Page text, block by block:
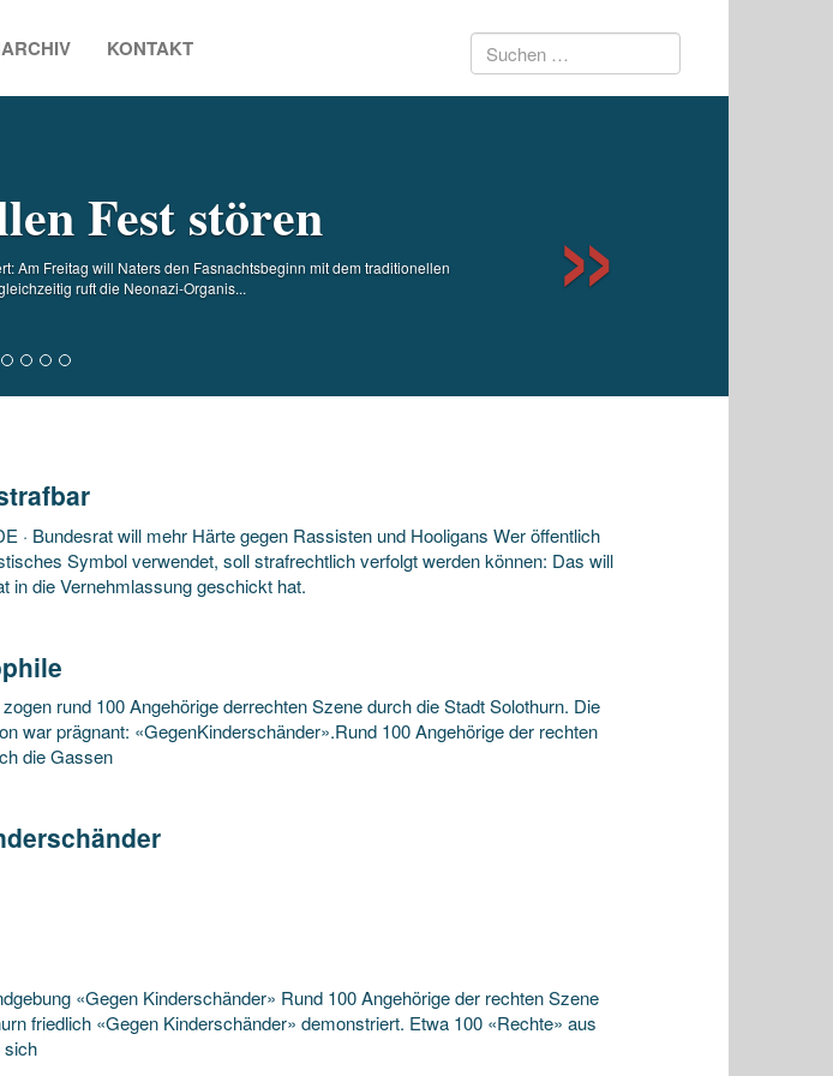
KONTAKT Suchen
Fest stören
Am Freitag will Naters den Fasnachtsbeginn mit dem traditionellen
ruft die Neonazi-Organis...
· Bundesrat will mehr Härte gegen Rassisten und Hooligans Wer öffentlich
Symbol verwendet, soll strafrechtlich verfolgt werden können: Das will
in die Vernehmlassung geschickt hat.
rund 100 Angehörige derrechten Szene durch die Stadt Solothurn. Die
war prägnant: «GegenKinderschänder».Rund 100 Angehörige der rechten
die Gassen
«Gegen Kinderschänder» Rund 100 Angehörige der rechten Szene
friedlich «Gegen Kinderschänder» demonstriert. Etwa 100 «Rechte» aus
sich